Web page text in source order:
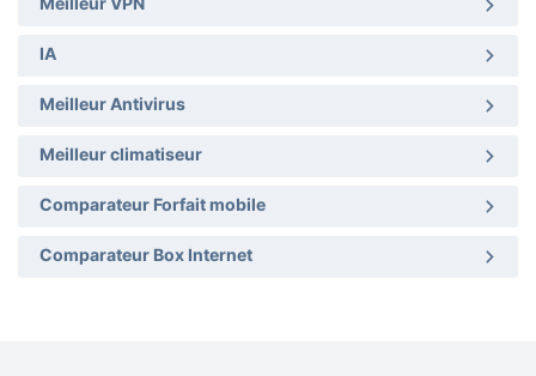
Meilleur VPN
IA
Meilleur Antivirus
Meilleur climatiseur
Comparateur Forfait mobile
Comparateur Box Internet